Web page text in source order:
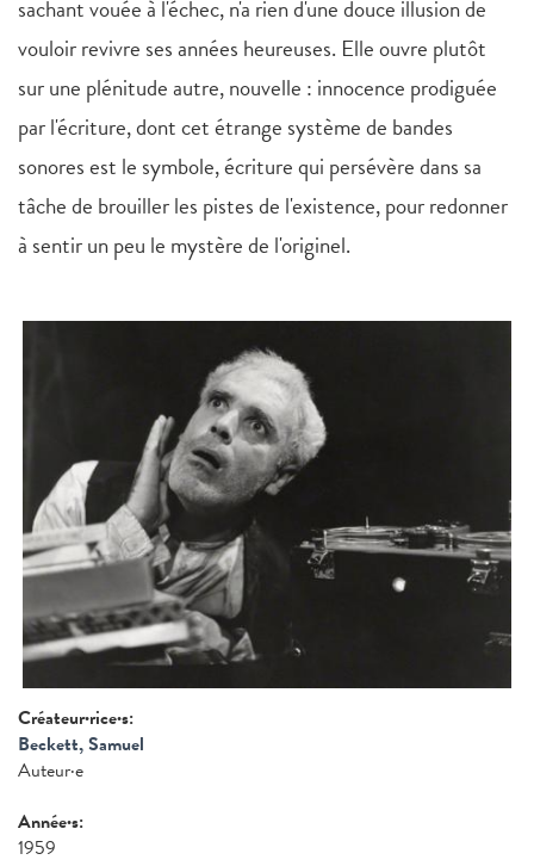
sachant vouée à l'échec, n'a rien d'une douce illusion de
vouloir revivre ses années heureuses. Elle ouvre plutôt
sur une plénitude autre, nouvelle : innocence prodiguée
par l'écriture, dont cet étrange système de bandes
sonores est le symbole, écriture qui persévère dans sa
tâche de brouiller les pistes de l'existence, pour redonner
à sentir un peu le mystère de l'originel.
Créateur·rice·s:
Beckett, Samuel
Auteur·e
Année·s:
1959